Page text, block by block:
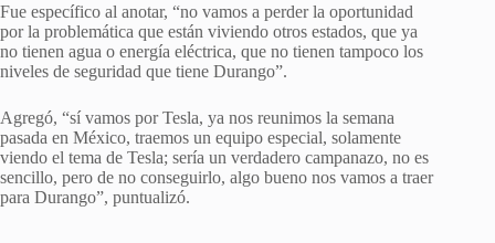
Fue específico al anotar, “no vamos a perder la oportunidad
por la problemática que están viviendo otros estados, que ya
no tienen agua o energía eléctrica, que no tienen tampoco los
niveles de seguridad que tiene Durango”.
Agregó, “sí vamos por Tesla, ya nos reunimos la semana
pasada en México, traemos un equipo especial, solamente
viendo el tema de Tesla; sería un verdadero campanazo, no es
sencillo, pero de no conseguirlo, algo bueno nos vamos a traer
para Durango”, puntualizó.